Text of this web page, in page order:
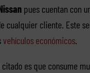
pues cuentan con
cualquier cliente. Este
vehículos económicos.
es que consume